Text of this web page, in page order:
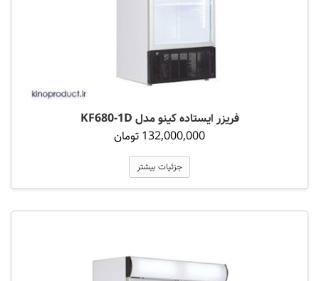
فریزر ایستاده کینو مدل KF680-1D
132,000,000 تومان
جزئیات بیشتر